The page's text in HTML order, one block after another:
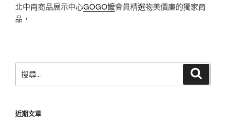
北中南商品展示中心GOGO嬤會員精選物美價廉的獨家商
品，
尋
字:
近期文章